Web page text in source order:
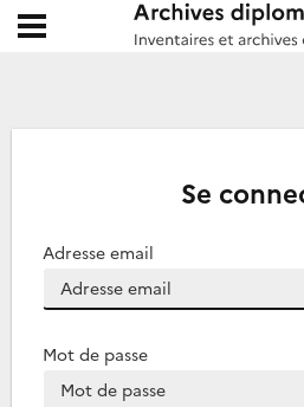
Archives diplomatiques
Ouvrir le menu déroulant
Se
Adresse email
Mot de passe